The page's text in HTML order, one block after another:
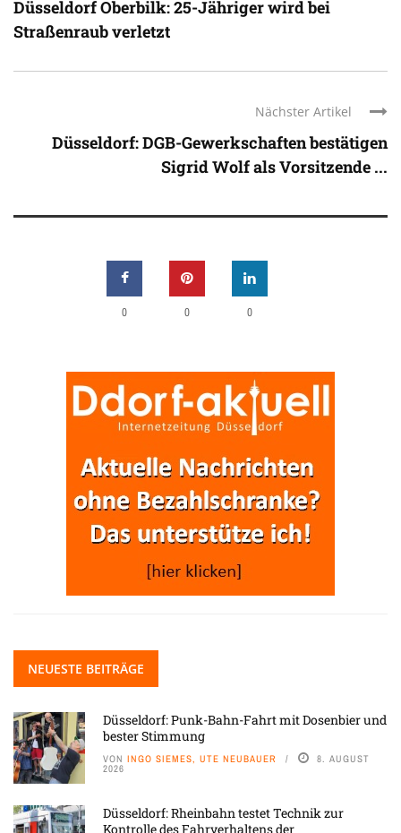
Düsseldorf Oberbilk: 25-Jähriger wird bei
Straßenraub verletzt
Nächster Artikel
Düsseldorf: DGB-Gewerkschaften bestätigen
Sigrid Wolf als Vorsitzende ...
0 0 0
NEUESTE BEITRÄGE
Düsseldorf: Punk-Bahn-Fahrt mit Dosenbier und
bester Stimmung
VON INGO SIEMES, UTE NEUBAUER 8. AUGUST
2026
Düsseldorf: Rheinbahn testet Technik zur
Kontrolle des Fahrverhaltens der